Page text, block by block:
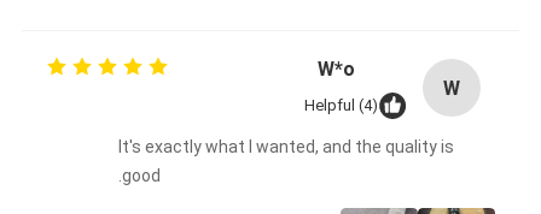
W
W*o
Helpful (4)
It's exactly what I wanted, and the quality is
good.